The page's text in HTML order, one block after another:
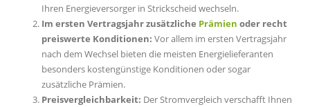
Ihren Energieversorger in Strickscheid wechseln.
Im ersten Vertragsjahr zusätzliche Prämien oder recht
preiswerte Konditionen: Vor allem im ersten Vertragsjahr
nach dem Wechsel bieten die meisten Energielieferanten
besonders kostengünstige Konditionen oder sogar
zusätzliche Prämien.
Preisvergleichbarkeit: Der Stromvergleich verschafft Ihnen